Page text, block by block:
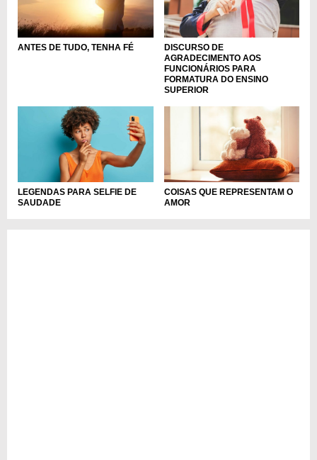
ANTES DE TUDO, TENHA FÉ
DISCURSO DE
AGRADECIMENTO AOS
FUNCIONÁRIOS PARA
FORMATURA DO ENSINO
SUPERIOR
LEGENDAS PARA SELFIE DE
SAUDADE
COISAS QUE REPRESENTAM O
AMOR